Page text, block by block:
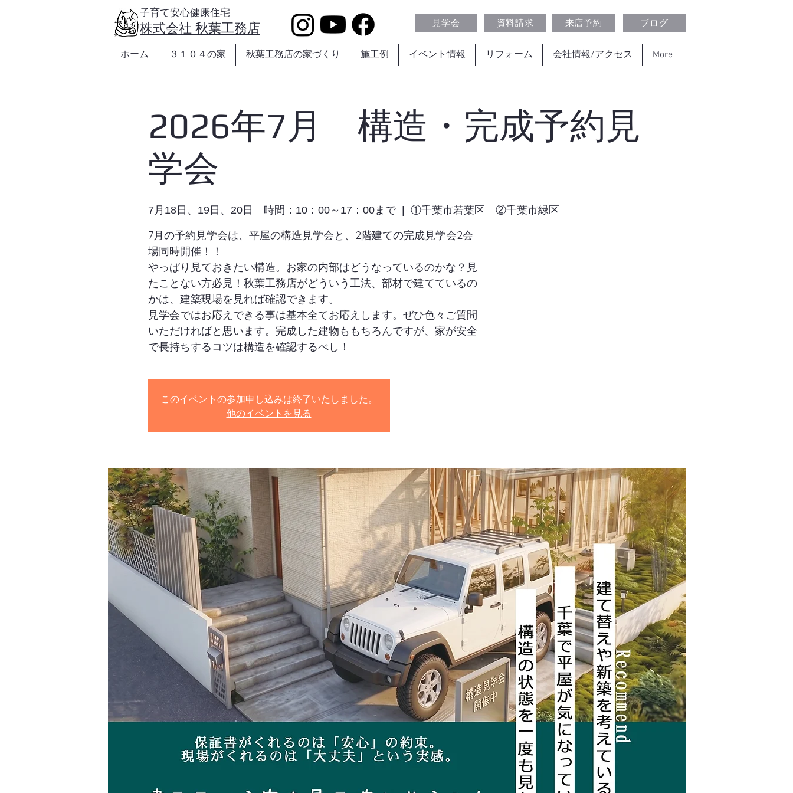
https://www.akibakoumuten.com/
​株式会社 秋葉工務店
子育て安心健康住宅
見学会
資料請求 来店予約 ブログ
ホーム ３１０４の家 秋葉工務店の家づくり 施工例 イベント情報 リフォーム 会社情報/アクセス More
2026年7月 構造・完成予約見
学会
7月18日、19日、20日 時間：10：00～17：00まで
  |
①千葉市若葉区 ②千葉市緑区
7月の予約見学会は、平屋の構造見学会と、2階建ての完成見学会2会
場同時開催！！
やっぱり見ておきたい構造。お家の内部はどうなっているのかな？見
たことない方必見！秋葉工務店がどういう工法、部材で建てているの
かは、建築現場を見れば確認できます。
見学会ではお応えできる事は基本全てお応えします。ぜひ色々ご質問
いただければと思います。完成した建物ももちろんですが、家が安全
で長持ちするコツは構造を確認するべし！
このイベントの参加申し込みは終了いたしました。
他のイベントを見る